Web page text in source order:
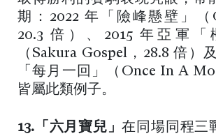
期：2022 年「險峰懸壁」（
20.3 倍）、2015 年亞軍「
（Sakura Gospel，28.8 倍）
「每月一回」（Once In A
皆屬此類例子。
13.「六月寶兒」在同場同程三